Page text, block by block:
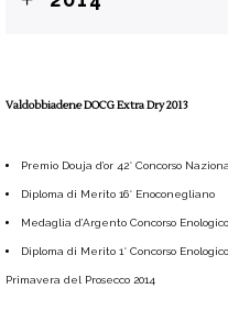
Valdobbiadene DOCG Extra Dry 2013
Premio Douja d’or 42° Concorso
Diploma di Merito 16° Enoconegliano
Medaglia d’Argento Concorso
Diploma di Merito 1° Concorso
Primavera del Prosecco 2014